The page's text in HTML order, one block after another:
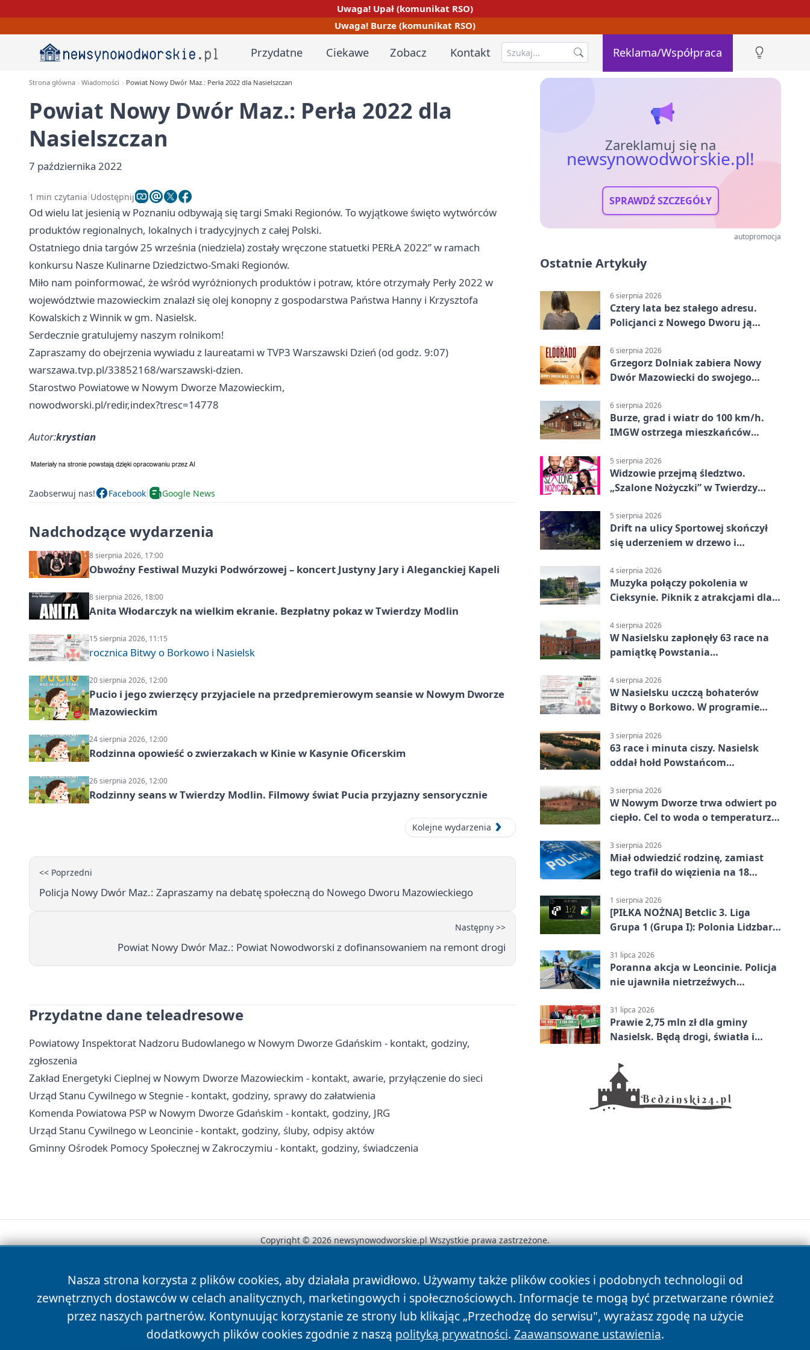
Uwaga! Upał (komunikat RSO)
Uwaga! Burze (komunikat RSO)
Przydatne Ciekawe Zobacz Kontakt Reklama/Współpraca
Strona główna Wiadomości Powiat Nowy Dwór Maz.: Perła 2022 dla Nasielszczan
Powiat Nowy Dwór Maz.: Perła 2022 dla
Nasielszczan
7 października 2022
1 min czytania Udostępnij
Od wielu lat jesienią w Poznaniu odbywają się targi Smaki Regionów. To wyjątkowe święto wytwórców
produktów regionalnych, lokalnych i tradycyjnych z całej Polski.
Ostatniego dnia targów 25 września (niedziela) zostały wręczone statuetki PERŁA 2022” w ramach
konkursu Nasze Kulinarne Dziedzictwo-Smaki Regionów.
Miło nam poinformować, że wśród wyróżnionych produktów i potraw, które otrzymały Perły 2022 w
województwie mazowieckim znalazł się olej konopny z gospodarstwa Państwa Hanny i Krzysztofa
Kowalskich z Winnik w gm. Nasielsk.
Serdecznie gratulujemy naszym rolnikom!
Zapraszamy do obejrzenia wywiadu z laureatami w TVP3 Warszawski Dzień (od godz. 9:07)
warszawa.tvp.pl/33852168/warszawski-dzien.
Starostwo Powiatowe w Nowym Dworze Mazowieckim,
nowodworski.pl/redir,index?tresc=14778
Autor:krystian
Zaobserwuj nas! Facebook Google News
Nadchodzące wydarzenia
8 sierpnia 2026, 17:00
Obwoźny Festiwal Muzyki Podwórzowej – koncert Justyny Jary i Aleganckiej Kapeli
8 sierpnia 2026, 18:00
Anita Włodarczyk na wielkim ekranie. Bezpłatny pokaz w Twierdzy Modlin
15 sierpnia 2026, 11:15
rocznica Bitwy o Borkowo i Nasielsk
20 sierpnia 2026, 12:00
Pucio i jego zwierzęcy przyjaciele na przedpremierowym seansie w Nowym Dworze
Mazowieckim
24 sierpnia 2026, 12:00
Rodzinna opowieść o zwierzakach w Kinie w Kasynie Oficerskim
26 sierpnia 2026, 12:00
Rodzinny seans w Twierdzy Modlin. Filmowy świat Pucia przyjazny sensorycznie
Kolejne wydarzenia
<< Poprzedni
Policja Nowy Dwór Maz.: Zapraszamy na debatę społeczną do Nowego Dworu Mazowieckiego
Następny >>
Powiat Nowy Dwór Maz.: Powiat Nowodworski z dofinansowaniem na remont drogi
Przydatne dane teleadresowe
Powiatowy Inspektorat Nadzoru Budowlanego w Nowym Dworze Gdańskim - kontakt, godziny,
zgłoszenia
Zakład Energetyki Cieplnej w Nowym Dworze Mazowieckim - kontakt, awarie, przyłączenie do sieci
Urząd Stanu Cywilnego w Stegnie - kontakt, godziny, sprawy do załatwienia
Komenda Powiatowa PSP w Nowym Dworze Gdańskim - kontakt, godziny, JRG
Urząd Stanu Cywilnego w Leoncinie - kontakt, godziny, śluby, odpisy aktów
Gminny Ośrodek Pomocy Społecznej w Zakroczymiu - kontakt, godziny, świadczenia
Zareklamuj się na
newsynowodworskie.pl!
SPRAWDŹ SZCZEGÓŁY
autopromocja
Ostatnie Artykuły
6 sierpnia 2026
Cztery lata bez stałego adresu.
Policjanci z Nowego Dworu ją
6 sierpnia 2026
Grzegorz Dolniak zabiera Nowy
Dwór Mazowiecki do swojego
6 sierpnia 2026
Burze, grad i wiatr do 100 km/h.
IMGW ostrzega mieszkańców
5 sierpnia 2026
Widzowie przejmą śledztwo.
„Szalone Nożyczki” w Twierdzy
5 sierpnia 2026
Drift na ulicy Sportowej skończył
się uderzeniem w drzewo i
4 sierpnia 2026
Muzyka połączy pokolenia w
Cieksynie. Piknik z atrakcjami dla
4 sierpnia 2026
W Nasielsku zapłonęły 63 race na
pamiątkę Powstania
4 sierpnia 2026
W Nasielsku uczczą bohaterów
Bitwy o Borkowo. W programie
3 sierpnia 2026
63 race i minuta ciszy. Nasielsk
oddał hołd Powstańcom
3 sierpnia 2026
W Nowym Dworze trwa odwiert po
ciepło. Cel to woda o temperaturze
3 sierpnia 2026
Miał odwiedzić rodzinę, zamiast
tego trafił do więzienia na 18
1 sierpnia 2026
[PIŁKA NOŻNA] Betclic 3. Liga
Grupa 1 (Grupa I): Polonia Lidzbark
Mazowiecki 1:2
31 lipca 2026
Poranna akcja w Leoncinie. Policja
nie ujawniła nietrzeźwych
31 lipca 2026
Prawie 2,75 mln zł dla gminy
Nasielsk. Będą drogi, światła i
Nasza strona korzysta z plików cookies, aby działała prawidłowo. Używamy także plików cookies i podobnych technologii od
zewnętrznych dostawców w celach analitycznych, marketingowych i społecznościowych. Informacje te mogą być przetwarzane również
przez naszych partnerów. Kontynuując korzystanie ze strony lub klikając „Przechodzę do serwisu", wyrażasz zgodę na użycie
dodatkowych plików cookies zgodnie z naszą polityką prywatności. Zaawansowane ustawienia.
Copyright © 2026 newsynowodworskie.pl Wszystkie prawa zastrzeżone.
News Autorzy Polityka Prywatności Polityka Cookies